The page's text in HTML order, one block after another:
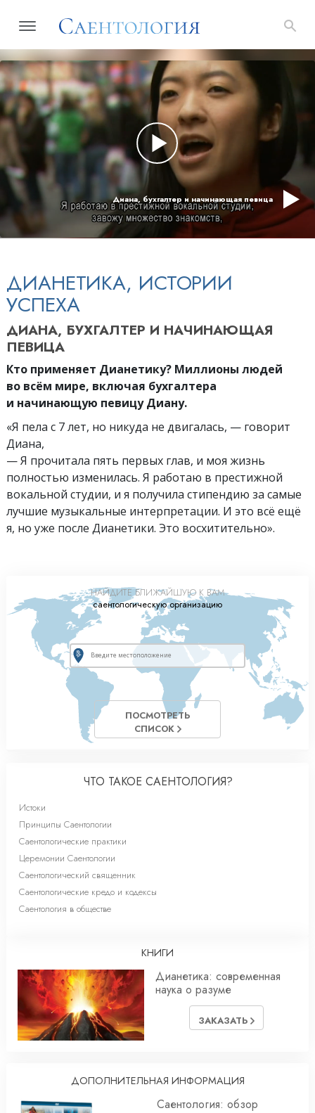
Диана, бухгалтер и начинающая певица
ДИАНЕТИКА, ИСТОРИИ
УСПЕХА
ДИАНА, БУХГАЛТЕР И НАЧИНАЮЩАЯ
ПЕВИЦА
Кто применяет Дианетику? Миллионы людей
во всём мире, включая бухгалтера
и начинающую певицу Диану.
«Я пела с 7 лет, но никуда не двигалась, — говорит
Диана,
— Я прочитала пять первых глав, и моя жизнь
полностью изменилась. Я работаю в престижной
вокальной студии, и я получила стипендию за самые
лучшие музыкальные интерпретации. И это всё ещё
я, но уже после Дианетики. Это восхитительно».
НАЙДИТЕ БЛИЖАЙШУЮ К ВАМ
саентологическую организацию
ПОСМОТРЕТЬ
СПИСОК
ЧТО ТАКОЕ САЕНТОЛОГИЯ?
Истоки
Принципы Саентологии
Саентологические практики
Церемонии Саентологии
Саентологический священник
Саентологические кредо и кодексы
Саентология в обществе
КНИГИ
Дианетика: современная
наука о разуме
ЗАКАЗАТЬ
ДОПОЛНИТЕЛЬНАЯ ИНФОРМАЦИЯ
Саентология: обзор